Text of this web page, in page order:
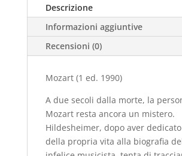
Descrizione
Informazioni aggiuntive
Recensioni (0)
Mozart (1 ed. 1990)
A due secoli dalla morte, la
Mozart resta ancora un mistero.
Hildesheimer, dopo aver
della propria vita alla biografia